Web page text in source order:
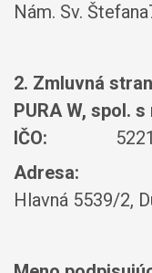
Nám. Sv.
2. Zmluvná
PURA W, spol. s
IČO:
Adresa:
Hlavná 5539/2,